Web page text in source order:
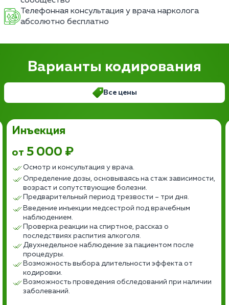
Телефонная консультация у врача нарколога
абсолютно бесплатно
Варианты кодирования
Все цены
Инъекция
от 5 000 ₽
Осмотр и консультация у врача.
Определение дозы, основываясь на стаж зависимости,
возраст и сопутствующие болезни.
Предварительный период трезвости – три дня.
Введение инъекции медсестрой под врачебным
наблюдением.
Проверка реакции на спиртное, рассказ о
последствиях распития алкоголя.
Двухнедельное наблюдение за пациентом после
процедуры.
Возможность выбора длительности эффекта от
кодировки.
Возможность проведения обследований при наличии
заболеваний.